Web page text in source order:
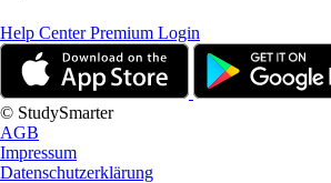
Help CenterPremium Login
© StudySmarter
AGB
Impressum
Datenschutzerklärung